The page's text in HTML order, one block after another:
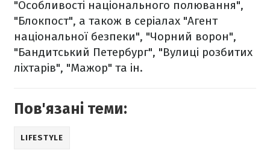
"Особливості національного полювання",
"Блокпост", а також в серіалах "Агент
національної безпеки", "Чорний ворон",
"Бандитський Петербург", "Вулиці розбитих
ліхтарів", "Мажор" та ін.
Пов'язані теми:
LIFESTYLE